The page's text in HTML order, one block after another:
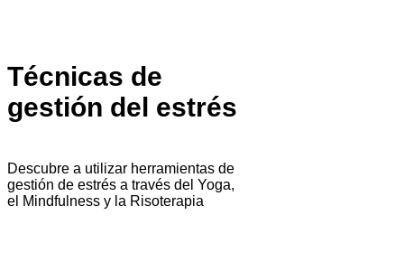
Técnicas de
gestión del estrés
Descubre a utilizar herramientas de
gestión de estrés a través del Yoga,
el Mindfulness y la Risoterapia